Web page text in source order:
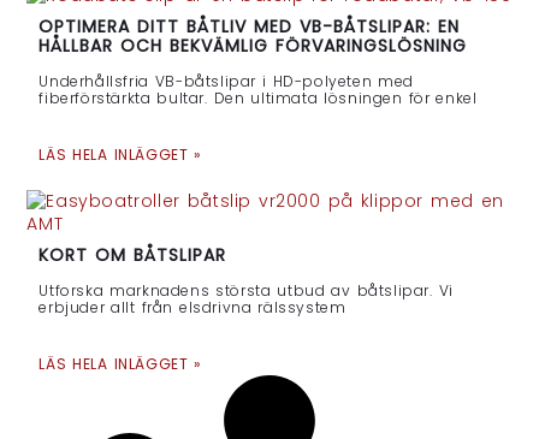
OPTIMERA DITT BÅTLIV MED VB-BÅTSLIPAR: EN
HÅLLBAR OCH BEKVÄMLIG FÖRVARINGSLÖSNING
Underhållsfria VB-båtslipar i HD-polyeten med
fiberförstärkta bultar. Den ultimata lösningen för enkel
LÄS HELA INLÄGGET »
KORT OM BÅTSLIPAR
Utforska marknadens största utbud av båtslipar. Vi
erbjuder allt från elsdrivna rälssystem
LÄS HELA INLÄGGET »